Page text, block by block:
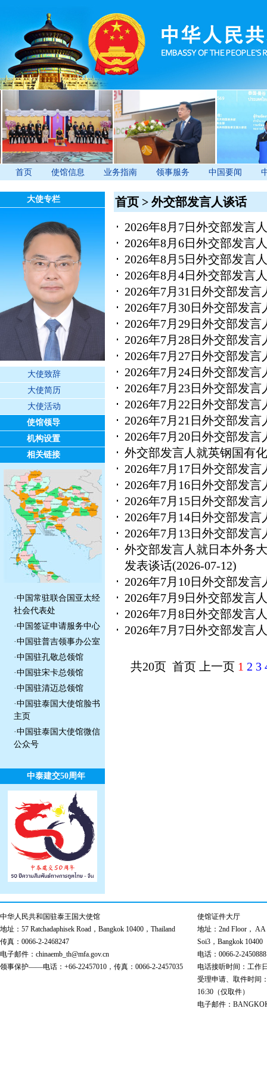
首页 使馆信息 业务指南 领事服务 中国要闻
大使专栏
大使致辞
大使简历
大使活动
使馆领导
机构设置
相关链接
·中国常驻联合国亚太经
社会代表处
·中国签证申请服务中心
·中国驻普吉领事办公室
·中国驻孔敬总领馆
·中国驻宋卡总领馆
·中国驻清迈总领馆
·中国驻泰国大使馆脸书
主页
·中国驻泰国大使馆微信
公众号
中泰建交50周年
首页 > 外交部发言人谈话
2026年8月7日外交部发言
2026年8月6日外交部发言
2026年8月5日外交部发言
2026年8月4日外交部发言
2026年7月31日外交部发
2026年7月30日外交部发
2026年7月29日外交部发
2026年7月28日外交部发
2026年7月27日外交部发
2026年7月24日外交部发
2026年7月23日外交部发
2026年7月22日外交部发
2026年7月21日外交部发
2026年7月20日外交部发
外交部发言人就英钢国有
2026年7月17日外交部发
2026年7月16日外交部发
2026年7月15日外交部发
2026年7月14日外交部发
2026年7月13日外交部发
外交部发言人就日本外务
发表谈话(2026-07-12)
2026年7月10日外交部发
2026年7月9日外交部发言
2026年7月8日外交部发言
2026年7月7日外交部发言
共20页 首页 上一页 1 2 3
中华人民共和国驻泰王国大使馆
地址：57 Ratchadaphisek Road，Bangkok 10400，Thailand
传真：0066-2-2468247
电子邮件：chinaemb_th@mfa.gov.cn
领事保护——电话：+66-22457010，传真：0066-2-2457035
使馆证件大厅
地址：2nd Floor， AA
Soi3，Bangkok 10400
电话：0066-2-
电话接听时间：工作
受理申请、取件时间
16:30（仅取件）
电子邮件：